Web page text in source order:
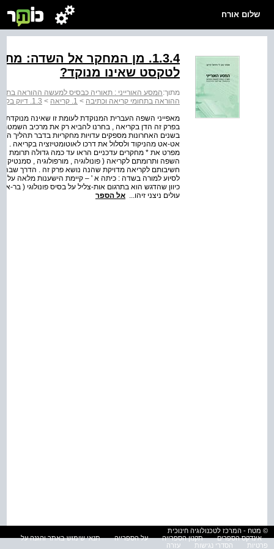
שלום אורח
1.3.4. מן המחקר אל השדה:
לטקסט שאינו מנוקד?
מתוך:המסע האורייני : תאוריה כבסיס למעשה ההוראה
ההוראה בתחומי קריאה וכתיבה > 1. קריאה > 1.3. דיוק בקריאה
בפרק זה הדן בקריאה , בחרנו להביא רק את מרכיב
בשנים האחרונות מספקים עדויות מחקריות בדבר תהליך
מפרט את * מחקרים עדכניים הראו עד כמה גדולה תרומת
השפה ותרומתם לקריאה ( פונולוגיה , מורפולוגיה ,
חשיבותם לקריאה מדויקת שהנה נושא פרק זה . הדרך שבה
עולים ניצני זיהו... אל הספר
© מטח - המרכז לטכנולוגיה חינוכית
אינדקס הספרים
תקנון הספרייה על הספרייה
תנאי שימוש באתר והגנה על
פרטיות
הסדרי נגישות עזרה